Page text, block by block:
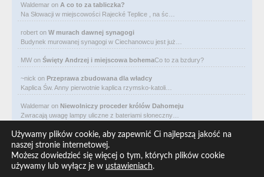
Waldemar on A co to za tabliczka?
Na Słowacji w miejscowości Rajecké Teplice , na śc…
robert on W murach dawnej synagogi
Budynek murowanej synagogi w Ciechanowcu jest już…
MW on Święty Andrzej i miejscowa bohemaCo to za bzdury?
~nick on Przeprawa zbudowana dla władcy
Kaplica Św. Anny pierwotnie kaplica rzymsko-katoli…
Waldemar on Niewolniczy proceder królów Dahomeju
Zwracają uwagę lampy uliczne z bateriami słoneczny…
Waldemar on Adam Asnyk. Poeta z mojego miasta
CIEKAWOSTKA że pod banderą Malty pływa statek m/v…
Waldemar on
Historia na Wawelskim Wzgórzu
Michał Bogoria Skotnicki (1775–1808). Portret Mich…
Używamy plików cookie, aby zapewnić Ci najlepszą jakość na
naszej stronie internetowej.
Możesz dowiedzieć się więcej o tym, których plików cookie
używamy lub wyłącz je w ustawieniach.